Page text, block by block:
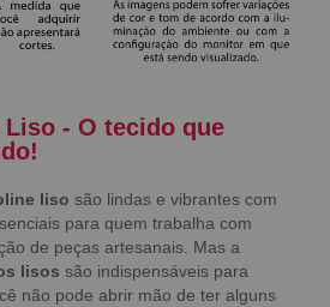
- O tecido que
liso são lindas e vibrantes com
para quem trabalha com
de peças artesanais. Mas a
lisos são indispensáveis para
não pode abrir mão de ter alguns